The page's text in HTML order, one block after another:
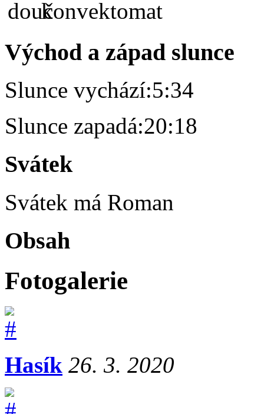
Východ a západ slunce
Slunce vychází:5:34
Slunce zapadá:20:18
Svátek
Svátek má Roman
Obsah
Fotogalerie
Hasík 26. 3. 2020